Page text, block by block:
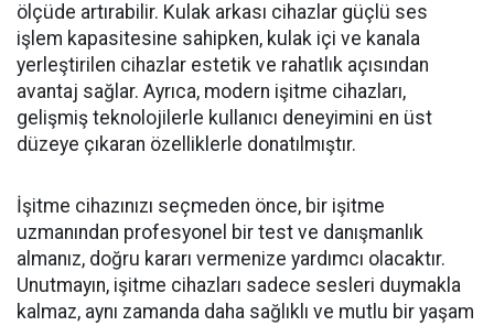
ölçüde artırabilir. Kulak arkası cihazlar güçlü ses
işlem kapasitesine sahipken, kulak içi ve kanala
yerleştirilen cihazlar estetik ve rahatlık açısından
avantaj sağlar. Ayrıca, modern işitme cihazları,
gelişmiş teknolojilerle kullanıcı deneyimini en üst
düzeye çıkaran özelliklerle donatılmıştır.
İşitme cihazınızı seçmeden önce, bir işitme
uzmanından profesyonel bir test ve danışmanlık
almanız, doğru kararı vermenize yardımcı olacaktır.
Unutmayın, işitme cihazları sadece sesleri duymakla
kalmaz, aynı zamanda daha sağlıklı ve mutlu bir yaşam